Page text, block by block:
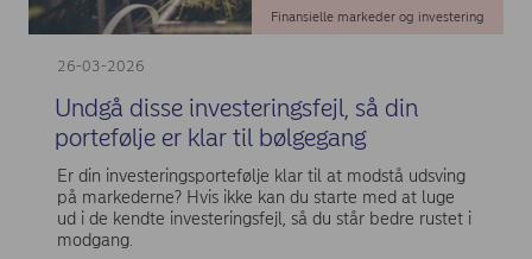
26-03-2026
Finansielle markeder og investering
Undgå disse investeringsfejl, så din
portefølje er klar til bølgegang
Er din investeringsportefølje klar til at modstå udsving
på markederne? Hvis ikke kan du starte med at luge
ud i de kendte investeringsfejl, så du står bedre rustet i
modgang.